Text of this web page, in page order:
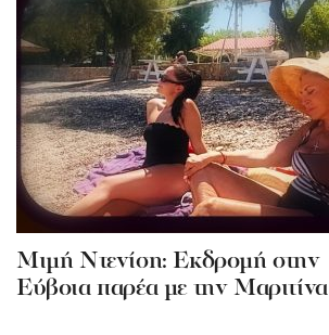
Mιμή Ντενίση: Εκδρομή στην
Εύβοια παρέα με την Μαριτίνα